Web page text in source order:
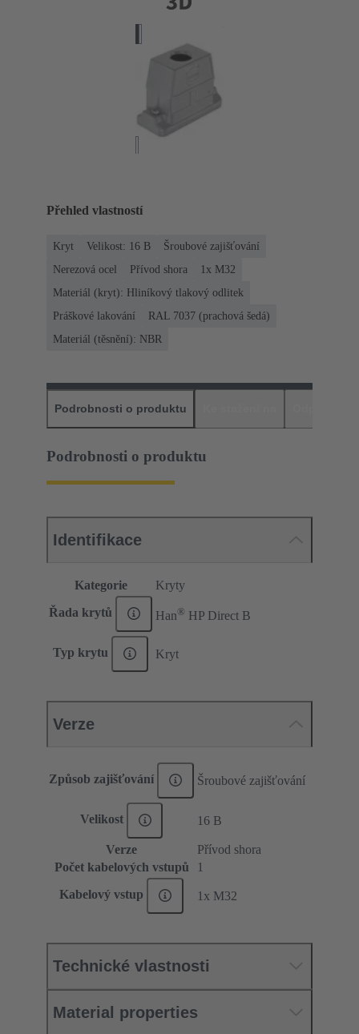
Přehled vlastností
Kryt Velikost: 16 B
Šroubové zajišťování
Nerezová ocel
Přívod shora
1x M32
Materiál (kryt): Hliníkový tlakový odlitek
Práškové lakování
RAL 7037 (prachová šedá)
Materiál (těsnění): NBR
Podrobnosti o produktu
Podrobnosti o produktu
Identifikace
Kategorie Kryty
Řada krytů Han® HP Direct B
Typ krytu Kryt
Verze
Způsob zajišťování Šroubové zajišťování
Velikost 16 B
Verze
Přívod shora
Počet kabelových vstupů
1
Kabelový vstup 1x M32
Technické vlastnosti
Material properties